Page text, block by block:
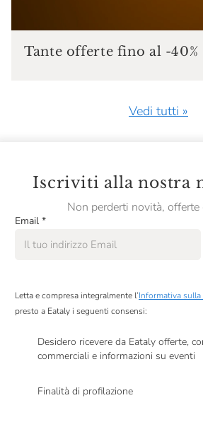
Tante offerte fino al -40%
Vedi tutti »
Iscriviti alla nostra
Non perderti novità, offerte
Email *
Letta e compresa integralmente l’Informativa
presto a Eataly i seguenti consensi:
Desidero ricevere da Eataly offerte,
commerciali e informazioni su eventi
Finalità di profilazione